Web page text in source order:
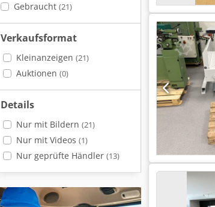
Gebraucht (21)
Verkaufsformat
Kleinanzeigen (21)
Auktionen (0)
Details
Nur mit Bildern (21)
Nur mit Videos (1)
Nur geprüfte Händler (13)